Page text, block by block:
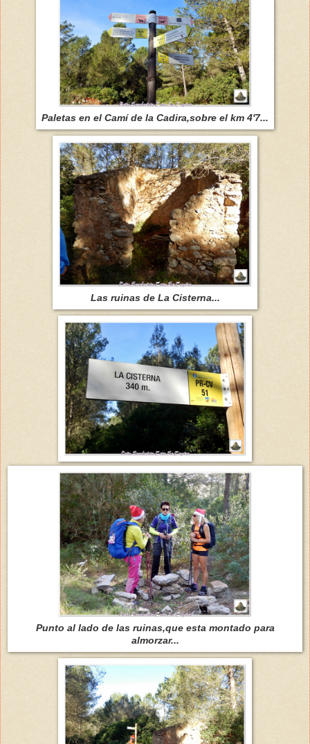
Paletas en el Camí de la Cadira,sobre el km 4'7...
Las ruinas de La Cisterna...
Punto al lado de las ruinas,que esta montado para
almorzar...